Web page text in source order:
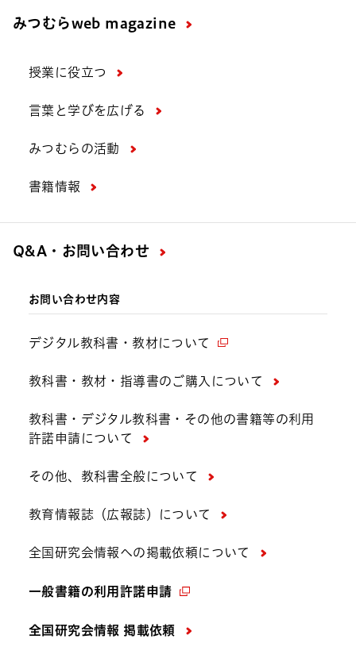
みつむらweb magazine
授業に役立つ
言葉と学びを広げる
みつむらの活動
書籍情報
Q&A・お問い合わせ
お問い合わせ内容
デジタル教科書・教材について
教科書・教材・指導書のご購入について
教科書・デジタル教科書・その他の書籍等の利用
許諾申請について
その他、教科書全般について
教育情報誌（広報誌）について
全国研究会情報への掲載依頼について
一般書籍の利用許諾申請
全国研究会情報 掲載依頼